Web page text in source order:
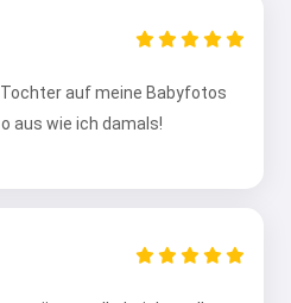
auf meine Babyfotos
aus wie ich damals!